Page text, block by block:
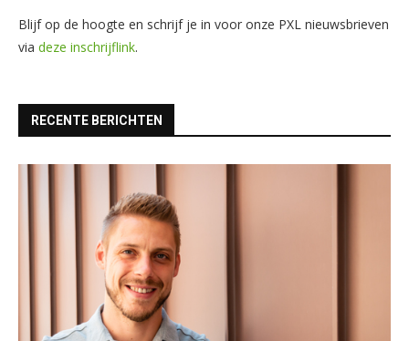
Blijf op de hoogte en schrijf je in voor onze PXL nieuwsbrieven
via deze inschrijflink.
RECENTE BERICHTEN